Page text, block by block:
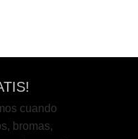
cuando
bromas,